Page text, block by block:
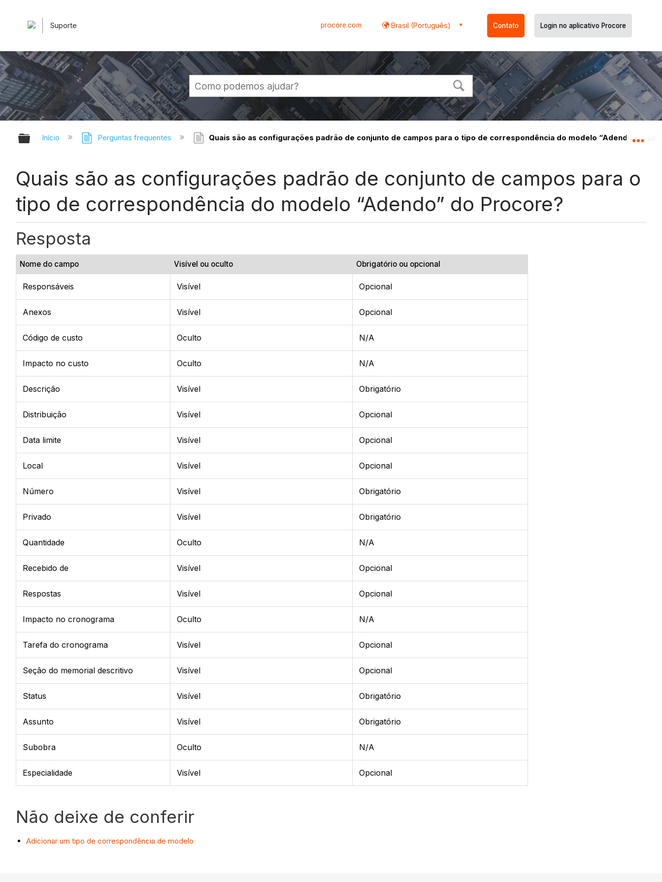
Suporte procore.com Brasil (Português) Contato Login no aplicativo Procore
Expandir/recolher hierarquia global
Início Perguntas frequentes Quais são as configurações padrão de conjunto de campos para o tipo de correspondência do modelo “Adendo” do
Quais são as configurações padrão de conjunto de campos para o
tipo de correspondência do modelo “Adendo” do Procore?
Resposta
Nome do campo Visível ou oculto Obrigatório ou opcional
Responsáveis Visível Opcional
Anexos Visível Opcional
Código de custo Oculto N/A
Impacto no custo Oculto N/A
Descrição Visível Obrigatório
Distribuição Visível Opcional
Data limite Visível Opcional
Local Visível Opcional
Número Visível Obrigatório
Privado Visível Obrigatório
Quantidade Oculto N/A
Recebido de Visível Opcional
Respostas Visível Opcional
Impacto no cronograma Oculto N/A
Tarefa do cronograma Visível Opcional
Seção do memorial descritivo Visível Opcional
Status Visível Obrigatório
Assunto Visível Obrigatório
Subobra Oculto N/A
Especialidade Visível Opcional
Não deixe de conferir
Adicionar um tipo de correspondência de modelo